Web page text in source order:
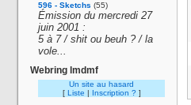
596 - Sketchs (55)
Émission du mercredi 27
juin 2001 :
5 à 7 / shit ou beuh ? / la
vole...
Webring lmdmf
Un site au hasard
[ Liste | Inscription ? ]